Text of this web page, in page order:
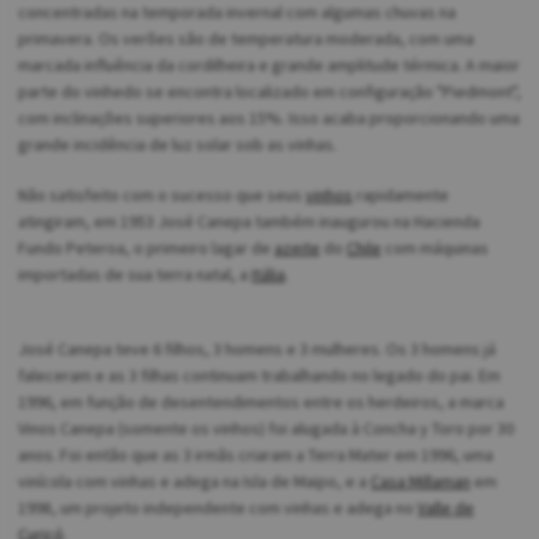
concentradas na temporada invernal com algumas chuvas na
primavera. Os verões são de temperatura moderada, com uma
marcada influência da cordilheira e grande amplitude térmica. A maior
parte do vinhedo se encontra localizado em configuração "Piedmont",
com inclinações superiores aos 15%. Isso acaba proporcionando uma
grande incidência de luz solar sob as vinhas.
Não satisfeito com o sucesso que seus vinhos rapidamente
atingiram, em 1953 José Canepa também inaugurou na Hacienda
Fundo Peteroa, o primeiro lagar de azeite do Chile com máquinas
importadas de sua terra natal, a Itália
José Canepa teve 6 filhos, 3 homens e 3 mulheres. Os 3 homens já
faleceram e as 3 filhas continuam trabalhando no legado do pai. Em
1996, em função de desentendimentos entre os herdeiros, a marca
Vinos Canepa (somente os vinhos) foi alugada à Concha y Toro por 30
anos. Foi então que as 3 irmãs criaram a Terra Mater em 1996, uma
vinícola com vinhas e adega na Isla de Maipo, e a Casa Millaman em
1998, um projeto independente com vinhas e adega no Valle de
Curicó